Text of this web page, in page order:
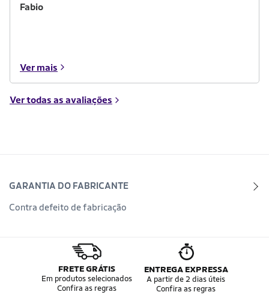
Fabio
Ver mais
Ver todas as avaliações
GARANTIA DO FABRICANTE
Contra defeito de fabricação
FRETE GRÁTIS
Em produtos selecionados
Confira as regras
ENTREGA EXPRESSA
A partir de 2 dias úteis
Confira as regras